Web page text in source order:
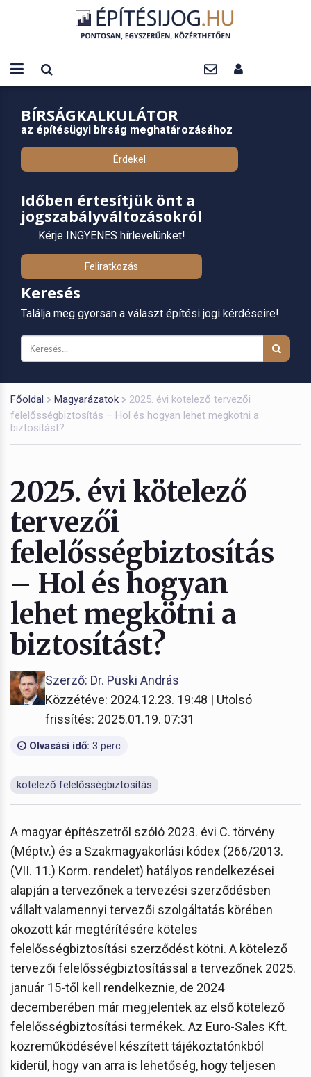
BÍRSÁGKALKULÁTOR
az építésügyi bírság meghatározásához
Érdekel
Időben értesítjük önt a
jogszabályváltozásokról
Kérje INGYENES hírlevelünket!
Feliratkozás
Keresés
Találja meg gyorsan a választ építési jogi kérdéseire!
Főoldal Magyarázatok
2025. évi kötelező tervezői
felelősségbiztosítás – Hol és hogyan lehet megkötni a
biztosítást?
2025. évi kötelező
tervezői
felelősségbiztosítás
– Hol és hogyan
lehet megkötni a
biztosítást?
Szerző: Dr. Püski András
Közzétéve: 2024.12.23. 19:48 | Utolsó
frissítés: 2025.01.19. 07:31
Olvasási idő: 3 perc
kötelező felelősségbiztosítás
A magyar építészetről szóló 2023. évi C. törvény
(Méptv.) és a Szakmagyakorlási kódex (266/2013.
(VII. 11.) Korm. rendelet) hatályos rendelkezései
alapján a tervezőnek a tervezési szerződésben
vállalt valamennyi tervezői szolgáltatás körében
okozott kár megtérítésére köteles
felelősségbiztosítási szerződést kötni. A kötelező
tervezői felelősségbiztosítással a tervezőnek 2025.
január 15-től kell rendelkeznie, de 2024
decemberében már megjelentek az első kötelező
felelősségbiztosítási termékek. Az Euro-Sales Kft.
közreműködésével készített tájékoztatónkból
kiderül, hogy van arra is lehetőség, hogy teljesen